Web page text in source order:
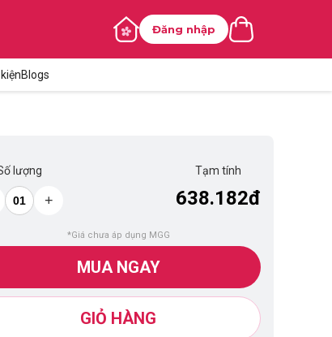
Đăng nhập
Blogs
lượng
+
Tạm tính
638.182đ
*Giá chưa áp dụng MGG
MUA NGAY
GIỎ HÀNG